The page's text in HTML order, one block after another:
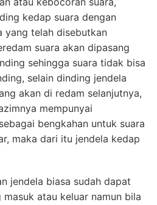
kedap suara dengan
yang telah disebutkan
suara akan dipasang
sehingga suara tidak bisa
selain dinding jendela
akan di redam selanjutnya,
mempunyai
bengkahan untuk suara
maka dari itu jendela kedap
jendela biasa sudah dapat
atau keluar namun bila